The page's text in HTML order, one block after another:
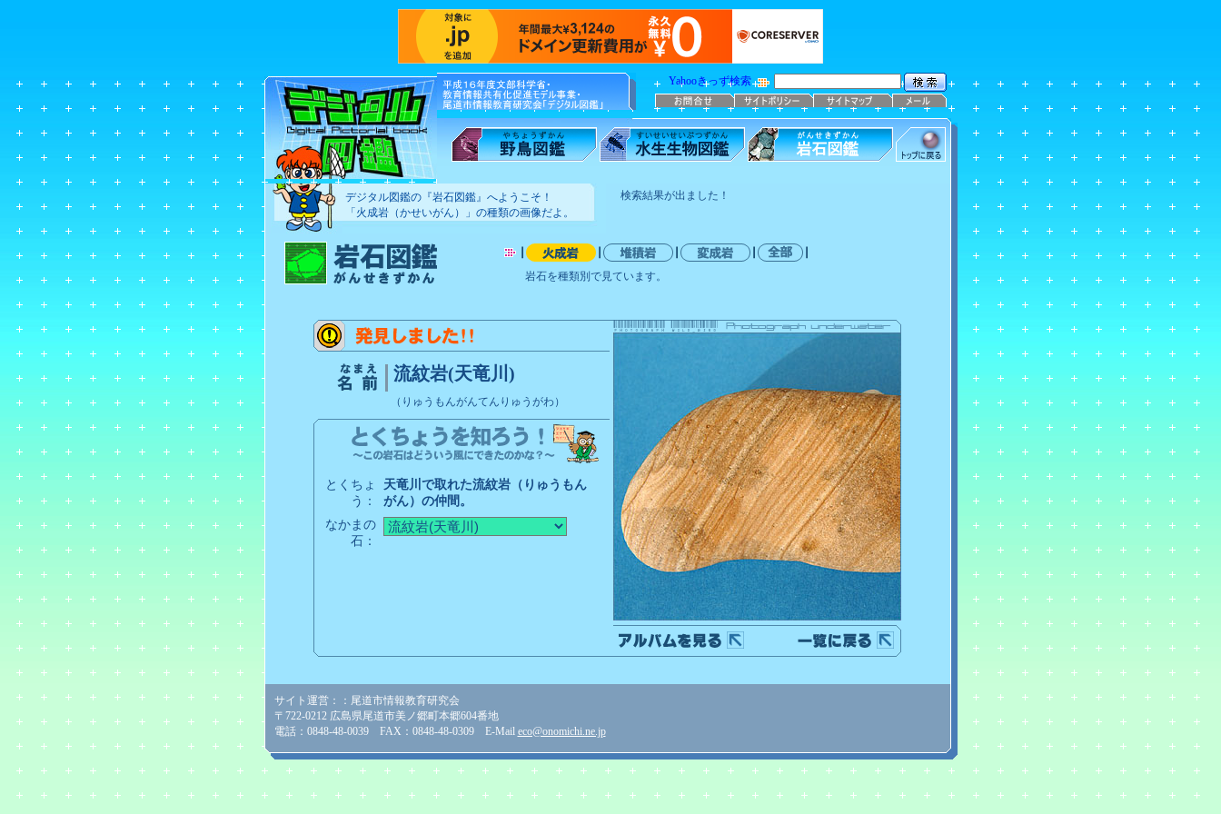
Yahooきっず検索
デジタル図鑑の『岩石図鑑』へようこそ！
「火成岩（かせいがん）」の種類の画像だよ。
検索結果が出ました！
岩石を種類別で見ています。
流紋岩(天竜川)
（りゅうもんがんてんりゅうがわ）
とくちょ
う：
天竜川で取れた流紋岩（りゅうもん
がん）の仲間。
なかまの
石：
サイト運営：：尾道市情報教育研究会
〒722-0212 広島県尾道市美ノ郷町本郷604番地
電話：0848-48-0039 FAX：0848-48-0309 E-Mail eco@onomichi.ne.jp